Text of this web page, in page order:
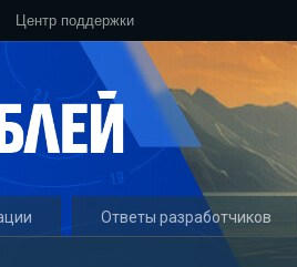
Центр поддержки
Ответы разработчиков